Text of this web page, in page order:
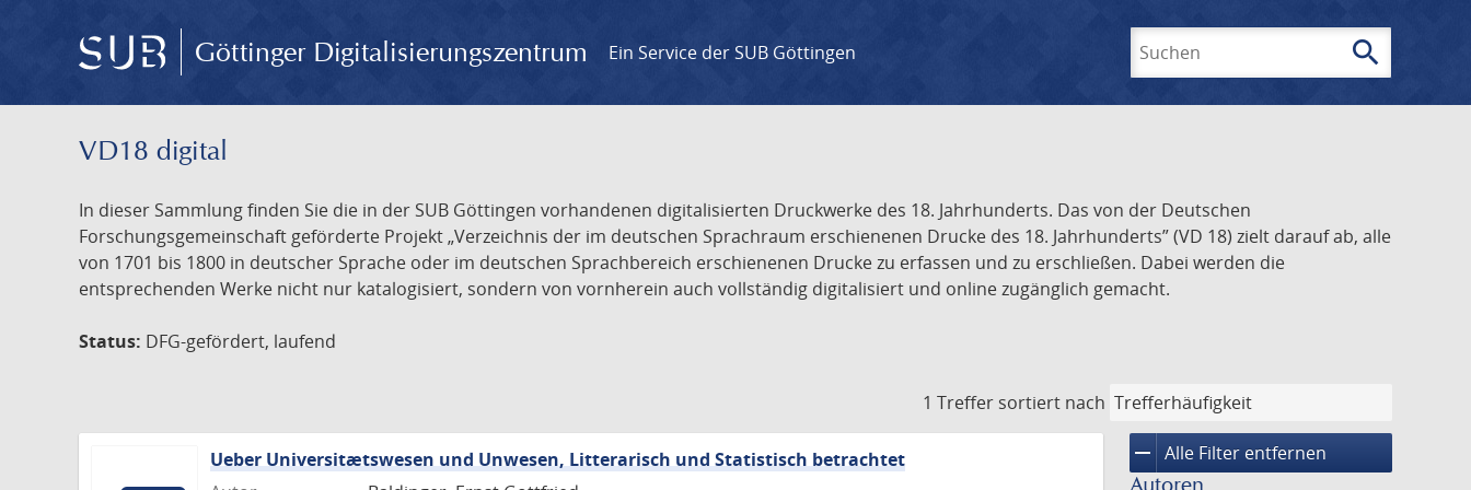
Göttinger Digitalisierungszentrum Ein Service der SUB Göttingen search
VD18 digital
In dieser Sammlung finden Sie die in der SUB Göttingen vorhandenen digitalisierten Druckwerke des 18. Jahrhunderts. Das von der Deutschen
Forschungsgemeinschaft geförderte Projekt „Verzeichnis der im deutschen Sprachraum erschienenen Drucke des 18. Jahrhunderts” (VD 18) zielt darauf ab, alle
von 1701 bis 1800 in deutscher Sprache oder im deutschen Sprachbereich erschienenen Drucke zu erfassen und zu erschließen. Dabei werden die
entsprechenden Werke nicht nur katalogisiert, sondern von vornherein auch vollständig digitalisiert und online zugänglich gemacht.
Status: DFG-gefördert, laufend
1 Treffer sortiert nach
remove Alle Filter entfernen
Ueber Universitætswesen und Unwesen, Litterarisch und Statistisch betrachtet